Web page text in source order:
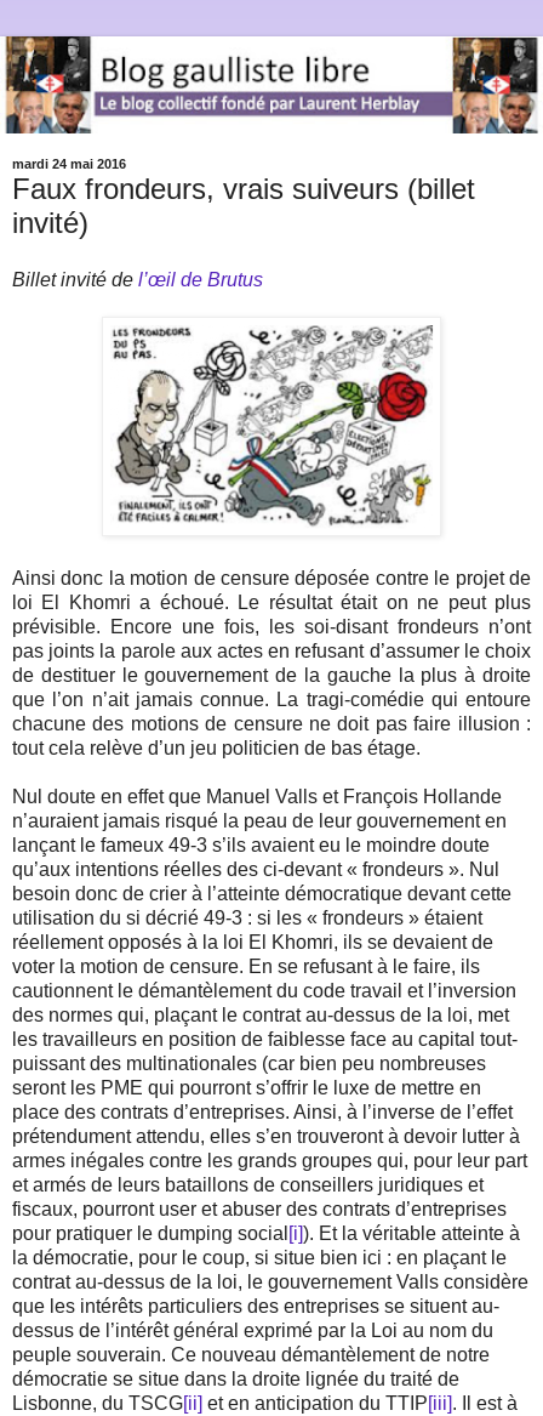
mardi 24 mai 2016
Faux frondeurs, vrais suiveurs (billet
invité)
Billet invité de l’œil de Brutus
Ainsi donc la motion de censure déposée contre le projet de
loi El Khomri a échoué. Le résultat était on ne peut plus
prévisible. Encore une fois, les soi-disant frondeurs n’ont
pas joints la parole aux actes en refusant d’assumer le choix
de destituer le gouvernement de la gauche la plus à droite
que l’on n’ait jamais connue. La tragi-comédie qui entoure
chacune des motions de censure ne doit pas faire illusion :
tout cela relève d’un jeu politicien de bas étage.
Nul doute en effet que Manuel Valls et François Hollande
n’auraient jamais risqué la peau de leur gouvernement en
lançant le fameux 49-3 s’ils avaient eu le moindre doute
qu’aux intentions réelles des ci-devant « frondeurs ». Nul
besoin donc de crier à l’atteinte démocratique devant cette
utilisation du si décrié 49-3 : si les « frondeurs » étaient
réellement opposés à la loi El Khomri, ils se devaient de
voter la motion de censure. En se refusant à le faire, ils
cautionnent le démantèlement du code travail et l’inversion
des normes qui, plaçant le contrat au-dessus de la loi, met
les travailleurs en position de faiblesse face au capital tout-
puissant des multinationales (car bien peu nombreuses
seront les PME qui pourront s’offrir le luxe de mettre en
place des contrats d’entreprises. Ainsi, à l’inverse de l’effet
prétendument attendu, elles s’en trouveront à devoir lutter à
armes inégales contre les grands groupes qui, pour leur part
et armés de leurs bataillons de conseillers juridiques et
fiscaux, pourront user et abuser des contrats d’entreprises
pour pratiquer le dumping social [i]). Et la véritable atteinte à
la démocratie, pour le coup, si situe bien ici : en plaçant le
contrat au-dessus de la loi, le gouvernement Valls considère
que les intérêts particuliers des entreprises se situent au-
dessus de l’intérêt général exprimé par la Loi au nom du
peuple souverain. Ce nouveau démantèlement de notre
démocratie se situe dans la droite lignée du traité de
Lisbonne, du TSCG[ii] et en anticipation du TTIP[iii]. Il est à